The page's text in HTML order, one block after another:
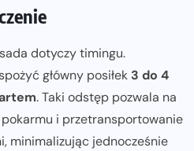
dotyczy timingu.
główny posiłek 3 do 4
. Taki odstęp pozwala na
pokarmu i przetransportowanie
minimalizując jednocześnie